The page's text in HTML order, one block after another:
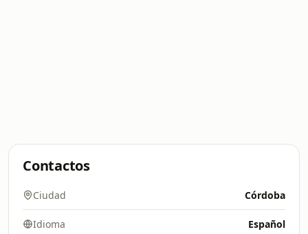
Contactos
Ciudad Córdoba
Idioma Español